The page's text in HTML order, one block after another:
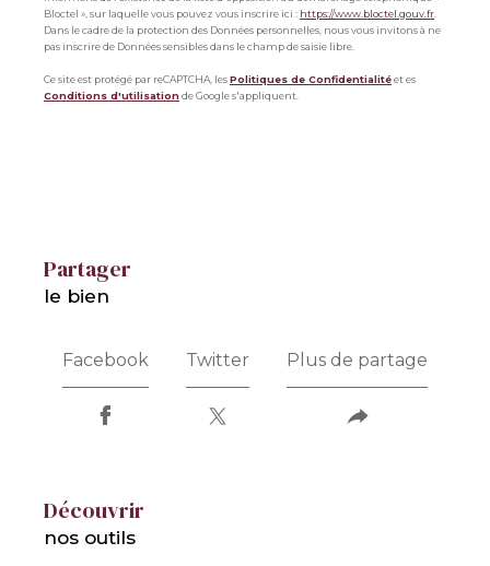
Bloctel », sur laquelle vous pouvez vous inscrire ici : https://www.bloctel.gouv.fr.
Dans le cadre de la protection des Données personnelles, nous vous invitons à ne
pas inscrire de Données sensibles dans le champ de saisie libre.
Ce site est protégé par reCAPTCHA, lesPolitiques de Confidentialitéet es
Conditions d'utilisationde Google s'appliquent.
partager
le bien
Facebook Twitter Plus de partage
découvrir
nos outils